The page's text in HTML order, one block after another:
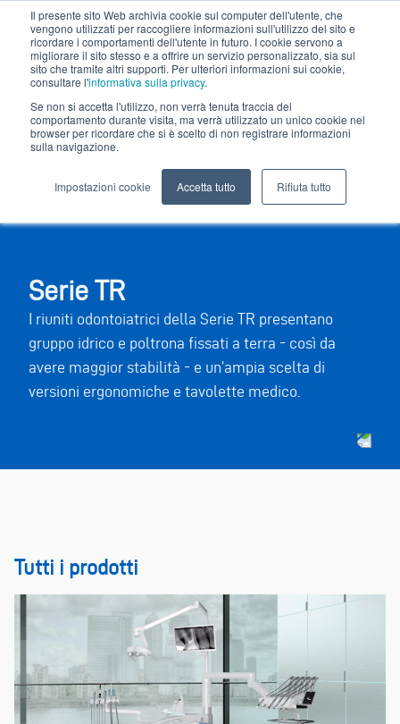
Il presente sito Web archivia cookie sul computer dell'utente, che
vengono utilizzati per raccogliere informazioni sull'utilizzo del sito e
ricordare i comportamenti dell'utente in futuro. I cookie servono a
migliorare il sito stesso e a offrire un servizio personalizzato, sia sul
sito che tramite altri supporti. Per ulteriori informazioni sui cookie,
consultare l'informativa sulla privacy.
Se non si accetta l'utilizzo, non verrà tenuta traccia del
comportamento durante visita, ma verrà utilizzato un unico cookie nel
browser per ricordare che si è scelto di non registrare informazioni
sulla navigazione.
Impostazioni cookie Accetta tutto Rifiuta tutto
Serie TR
I riuniti odontoiatrici della Serie TR presentano
gruppo idrico e poltrona fissati a terra - così da
avere maggior stabilità - e un’ampia scelta di
versioni ergonomiche e tavolette medico.
Tutti i prodotti